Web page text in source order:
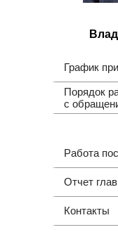
График
Порядок
с
Работа
Отчет
Контакты